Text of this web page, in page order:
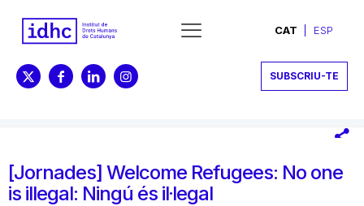
CAT ESP
SUBSCRIU-TE
[Jornades] Welcome Refugees: No one
is illegal: Ningú és il·legal